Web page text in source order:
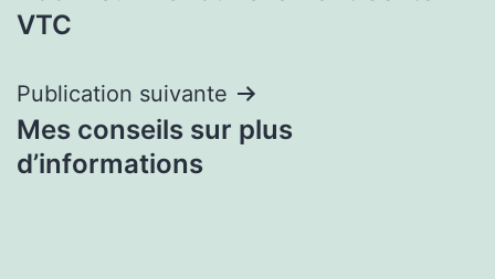
de
VTC
Publication suivante
Mes conseils sur plus
d’informations